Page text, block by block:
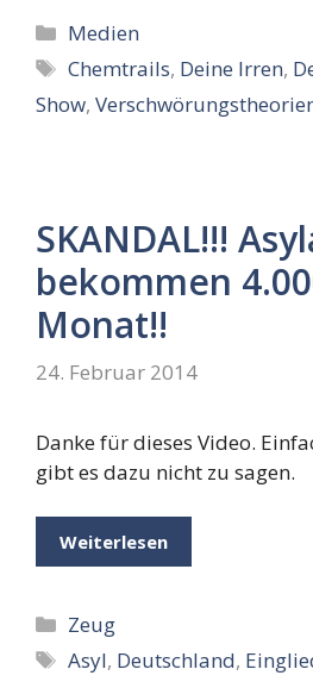
Kategorien
Medien
Schlagwörter
Chemtrails, Deine Irren,
Show,
SKANDAL!!!
bekommen
Monat!!
24. Februar 2014
Danke für dieses Video.
gibt es dazu nicht zu sagen.
Weiterlesen
Kategorien
Zeug
Schlagwörter
Asyl, Deutschland,